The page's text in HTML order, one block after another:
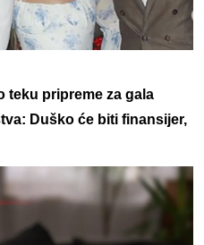
teku pripreme za gala
Duško će biti finansijer,